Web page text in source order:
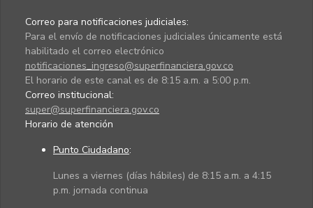
Correo para notificaciones judiciales:
Para el envío de notificaciones judiciales únicamente está
habilitado el correo electrónico
notificaciones_ingreso@superfinanciera.gov.co
El horario de este canal es de 8:15 a.m. a 5:00 p.m.
Correo institucional:
super@superfinanciera.gov.co
Horario de atención
Punto Ciudadano:
Lunes a viernes (días hábiles) de 8:15 a.m. a 4:15
p.m. jornada continua